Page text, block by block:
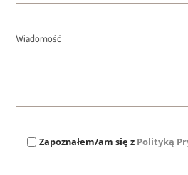
Zapoznałem/am się z Polityką